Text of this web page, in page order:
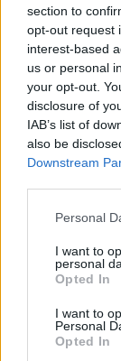
section to
opt-out request
interest-based
us or personal
your opt-out.
disclosure of
IAB’s list of
also be
Downstream
Personal
I want to
personal
Opted In
I want to
Personal
Opted In